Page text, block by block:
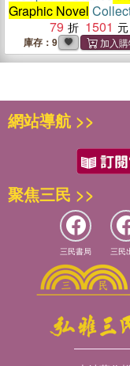
Graphic Novel
(Boxed Set)(第5-8集)
79 1501
庫存：9
網站導航 >>
聚焦三民 >>
三民書局 三民